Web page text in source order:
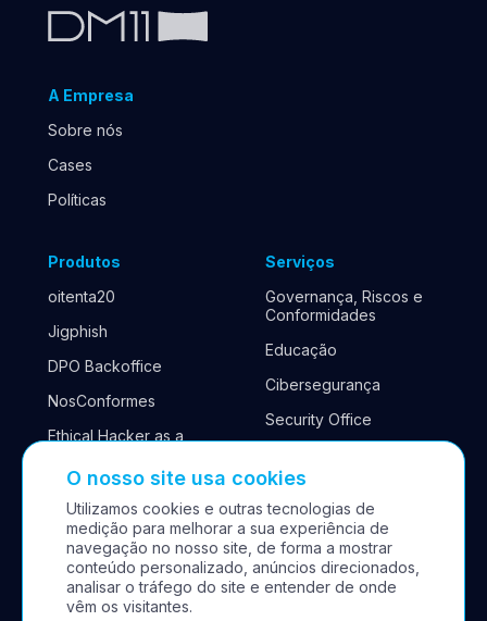
O nosso site usa cookies
Utilizamos cookies e outras tecnologias de
medição para melhorar a sua experiência de
navegação no nosso site, de forma a mostrar
conteúdo personalizado, anúncios direcionados,
analisar o tráfego do site e entender de onde
vêm os visitantes.
A Empresa
Sobre nós
Cases
Políticas
Produtos
oitenta20
Jigphish
DPO Backoffice
NosConformes
Ethical Hacker as a
Cyber Antifrágil
SastAction
Serviços
Governança, Riscos e
Conformidades
Educação
Cibersegurança
Security Office
negócios
Contato
Redes Sociais